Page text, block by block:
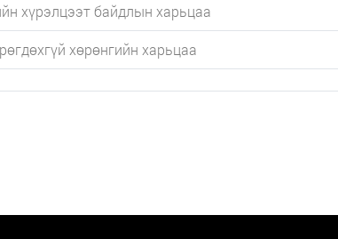
хүрэлцээт байдлын харьцаа
хөрөнгийн харьцаа